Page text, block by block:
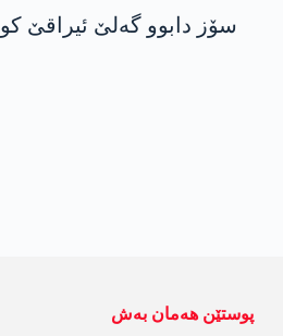
سۆز دابوو گه‌لێ ئیراقێ
پوستێن ھەمان بەش